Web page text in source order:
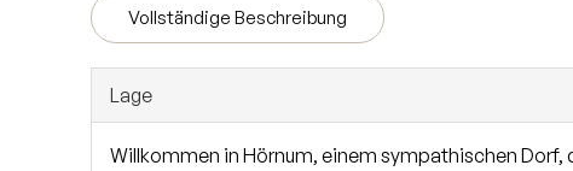
den Hausflur betreten Sie die Diele der Eg-Wohnung
Esstisch, ein Schlafzimmer und ein Duschbad. Im
Dachgeschosswohnung verfügt über einen offenen
angrenzendem Duschbad sowie ein Gäste-WC auf
südlichen Gartenteil komplettiert diese Wohnung.
Vollständige Beschreibung
Lage
Willkommen in Hörnum, einem sympathischen Dorf,